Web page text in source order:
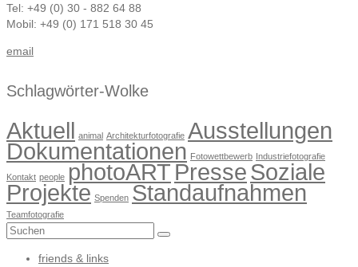
Tel: +49 (0) 30 - 882 64 88
Mobil: +49 (0) 171 518 30 45
email
Schlagwörter-Wolke
Aktuell animal Architekturfotografie Ausstellungen
Dokumentationen Fotowettbewerb Industriefotografie
Kontakt people photoARTPresseSoziale
Projekte Spenden Standaufnahmen
Teamfotografie
Suchen
friends & links